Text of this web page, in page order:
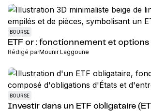
BOURSE
ETF or : fonctionnement et
Rédigé parMounir Laggoune
BOURSE
Investir dans un ETF obligataire